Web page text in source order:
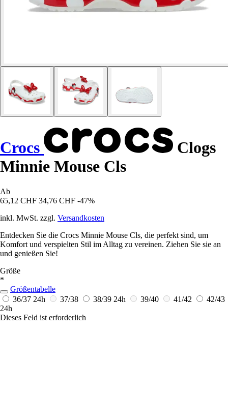
Crocs
Clogs
Minnie Mouse Cls
Ab
65,12 CHF 34,76 CHF -47%
inkl. MwSt. zzgl. Versandkosten
Entdecken Sie die Crocs Minnie Mouse Cls, die perfekt sind, um
Komfort und verspielten Stil im Alltag zu vereinen. Ziehen Sie sie an
und genießen Sie!
Größe
*
Größentabelle
36/37 24h 37/38 38/39 24h 39/40 41/42
42/43
24h
Dieses Feld ist erforderlich